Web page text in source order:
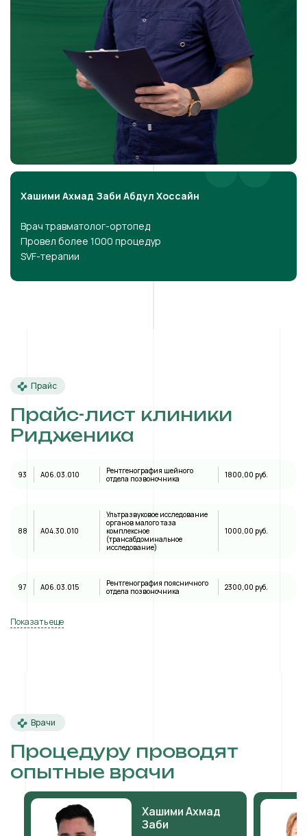
Хашими Ахмад Заби Абдул Хоссайн
Врач травматолог-ортопед
Провел более 1000 процедур
SVF-терапии
Прайс
Прайс-лист клиники
Ридженика
93 A06.03.010
Рентгенография шейного
отдела позвоночника
1800,00 руб.
88 А04.30.010
Ультразвуковое исследование
органов малого таза
комплексное
(трансабдоминальное
исследование)
1000,00 руб.
97 A06.03.015
Рентгенография поясничного
отдела позвоночника
2300,00 руб.
Показать еще
Врачи
Процедуру проводят
опытные врачи
Хашими Ахмад
Заби